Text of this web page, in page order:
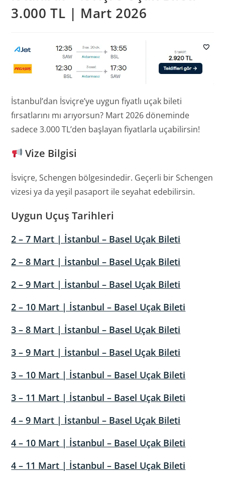
3.000 TL | Mart 2026
İstanbul’dan İsviçre’ye uygun fiyatlı uçak bileti
fırsatlarını mı arıyorsun? Mart 2026 döneminde
sadece 3.000 TL’den başlayan fiyatlarla uçabilirsin!
Vize Bilgisi
İsviçre, Schengen bölgesindedir. Geçerli bir Schengen
vizesi ya da yeşil pasaport ile seyahat edebilirsin.
Uygun Uçuş Tarihleri
2 – 7 Mart | İstanbul – Basel Uçak Bileti
2 – 8 Mart | İstanbul – Basel Uçak Bileti
2 – 9 Mart | İstanbul – Basel Uçak Bileti
2 – 10 Mart | İstanbul – Basel Uçak Bileti
3 – 8 Mart | İstanbul – Basel Uçak Bileti
3 – 9 Mart | İstanbul – Basel Uçak Bileti
3 – 10 Mart | İstanbul – Basel Uçak Bileti
3 – 11 Mart | İstanbul – Basel Uçak Bileti
4 – 9 Mart | İstanbul – Basel Uçak Bileti
4 – 10 Mart | İstanbul – Basel Uçak Bileti
4 – 11 Mart | İstanbul – Basel Uçak Bileti